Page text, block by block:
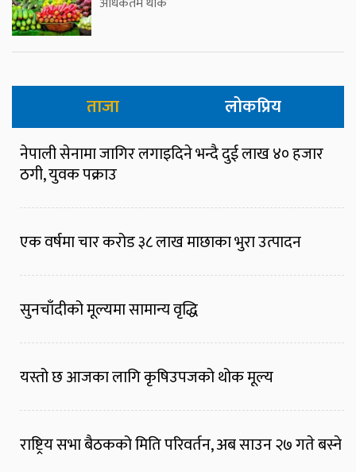
ताजा लोकप्रिय
नेपाली सेनामा जागिर लगाइदिने भन्दै दुई लाख ४० हजार
ठगी, युवक पक्राउ
एक वर्षमा चार करोड ३८ लाख माछाका भुरा उत्पादन
सुनचाँदीको मूल्यमा सामान्य वृद्धि
यस्तो छ आजका लागि कृषिउपजको थोक मूल्य
राष्ट्रिय सभा बैठकको मिति परिवर्तन, अब साउन २७ गते बस्ने